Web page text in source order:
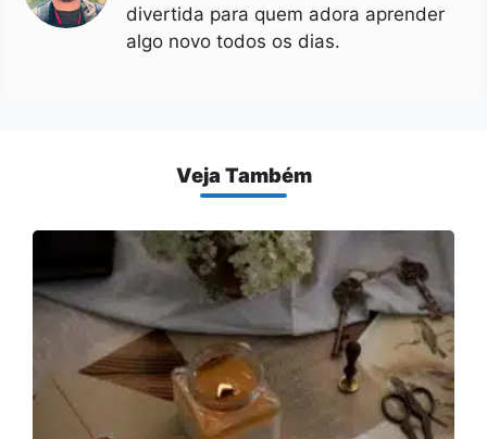
divertida para quem adora aprender
algo novo todos os dias.
Veja Também